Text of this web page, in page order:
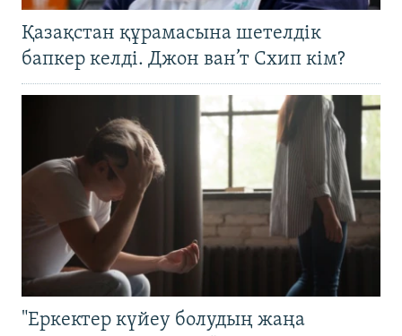
Қазақстан құрамасына шетелдік
бапкер келді. Джон ван’т Схип кім?
"Еркектер күйеу болудың жаңа